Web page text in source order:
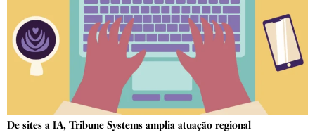
De sites a IA, Tribune Systems amplia atuação regional